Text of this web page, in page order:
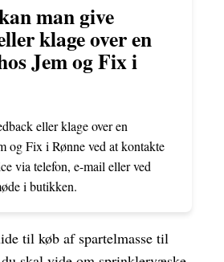
man give
klage over en
Jem og Fix i
eller klage over en
og Fix i Rønne ved at kontakte
via telefon, e-mail eller ved
i butikken.
til køb af spartelmasse til